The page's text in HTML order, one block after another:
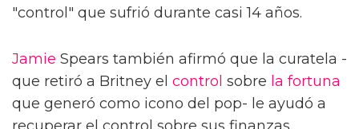
"control" que sufrió durante casi 14 años.
Jamie Spears también afirmó que la curatela -
que retiró a Britney el control sobre la fortuna
que generó como icono del pop- le ayudó a